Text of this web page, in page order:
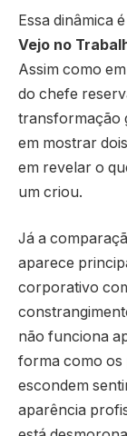
Essa dinâmica
Vejo no
Assim como em
do chefe
transformação
em mostrar
em revelar o
um criou.
Já a
aparece
corporativo
não funciona
forma como os
escondem
aparência